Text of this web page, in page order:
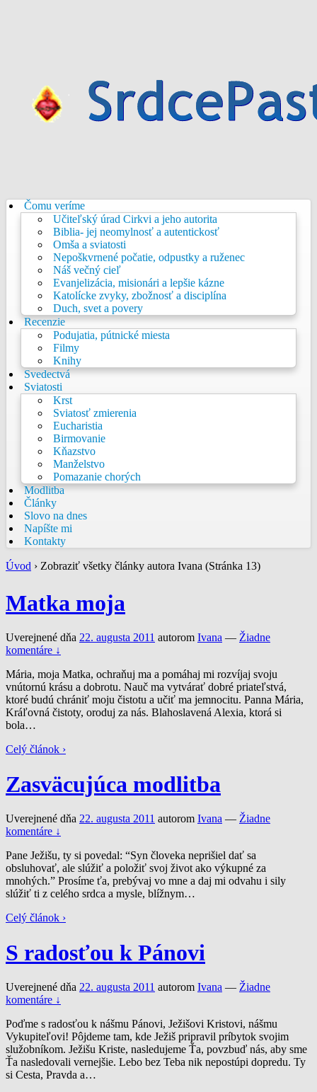
Čomu veríme
Učiteľský úrad Cirkvi a jeho autorita
Biblia- jej neomylnosť a autentickosť
Omša a sviatosti
Nepoškvrnené počatie, odpustky a ruženec
Náš večný cieľ
Evanjelizácia, misionári a lepšie kázne
Katolícke zvyky, zbožnosť a disciplína
Duch, svet a povery
Recenzie
Podujatia, pútnické miesta
Filmy
Knihy
Svedectvá
Sviatosti
Krst
Sviatosť zmierenia
Eucharistia
Birmovanie
Kňazstvo
Manželstvo
Pomazanie chorých
Modlitba
Články
Slovo na dnes
Napíšte mi
Kontakty
Úvod › Zobraziť všetky články autora Ivana (Stránka 13)
Matka moja
Uverejnené dňa 22. augusta 2011 autorom Ivana — Žiadne
komentáre ↓
Mária, moja Matka, ochraňuj ma a pomáhaj mi rozvíjaj svoju
vnútornú krásu a dobrotu. Nauč ma vytvárať dobré priateľstvá,
ktoré budú chrániť moju čistotu a učiť ma jemnocitu. Panna Mária,
Kráľovná čistoty, oroduj za nás. Blahoslavená Alexia, ktorá si
bola…
Celý článok ›
Zasväcujúca modlitba
Uverejnené dňa 22. augusta 2011 autorom Ivana — Žiadne
komentáre ↓
Pane Ježišu, ty si povedal: “Syn človeka neprišiel dať sa
obsluhovať, ale slúžiť a položiť svoj život ako výkupné za
mnohých.” Prosíme ťa, prebývaj vo mne a daj mi odvahu i sily
slúžiť ti z celého srdca a mysle, blížnym…
Celý článok ›
S radosťou k Pánovi
Uverejnené dňa 22. augusta 2011 autorom Ivana — Žiadne
komentáre ↓
Poďme s radosťou k nášmu Pánovi, Ježišovi Kristovi, nášmu
Vykupiteľovi! Pôjdeme tam, kde Ježiš pripravil príbytok svojim
služobníkom. Ježišu Kriste, nasledujeme Ťa, povzbuď nás, aby sme
Ťa nasledovali vernejšie. Lebo bez Teba nik nepostúpi dopredu. Ty
si Cesta, Pravda a…